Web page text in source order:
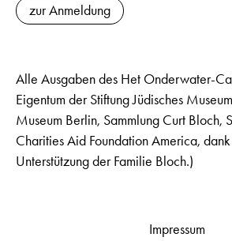
zur Anmeldung
Alle Ausgaben des Het Onderwater-
Eigentum der Stiftung Jüdisches
Museum Berlin, Sammlung Curt Bloch,
Charities Aid Foundation America,
Unterstützung der Familie Bloch.)
Impressum